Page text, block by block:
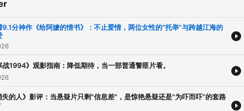
9.1分神作《给阿嬷的情书》：不止爱情，两位女性的"托举"与跨越江海的
战1994》观影指南：降低期待，当一部普通警匪片看。
失的人》影评：当悬疑片只剩"信息差"，是惊艳悬疑还是"为吓而吓"的套路